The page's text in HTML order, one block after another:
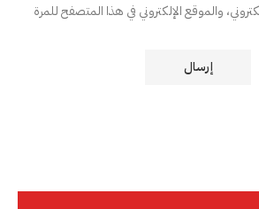
والموقع الإلكتروني في هذا المتصفح للمرة